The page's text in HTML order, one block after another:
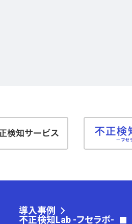
導入事例
不正検知Lab -フセラボ-